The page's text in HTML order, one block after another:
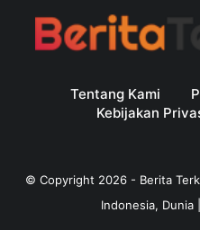
Tentang Kami
Kebijakan
© Copyright 2026- Berita
Indonesia, Dunia |